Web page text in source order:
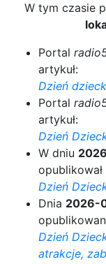
W tym czasie
Portal
artykuł:
Dzień
Portal
artykuł:
Dzień
W dniu
Dzień
Dnia 2026-
Dzień
atrakcje,